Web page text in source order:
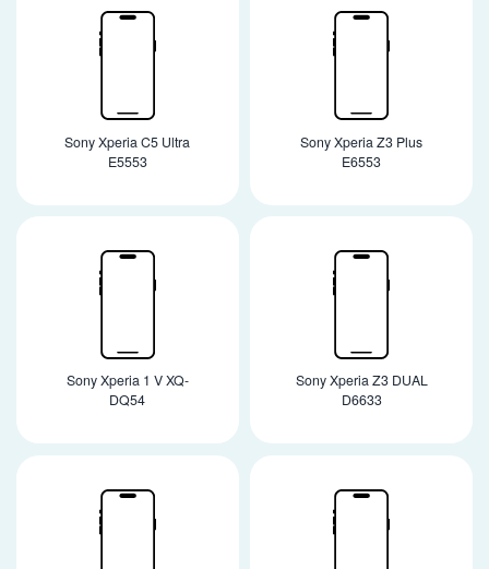
Sony Xperia C5 Ultra
E5553
Sony Xperia Z3 Plus
E6553
Sony Xperia 1 V XQ-
DQ54
Sony Xperia Z3 DUAL
D6633